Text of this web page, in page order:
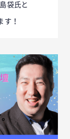
袋氏と
す！